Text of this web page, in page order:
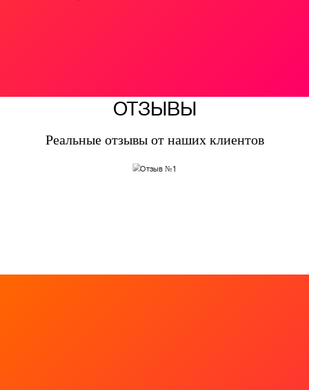
ОТЗЫВЫ
Реальные отзывы от наших клиентов